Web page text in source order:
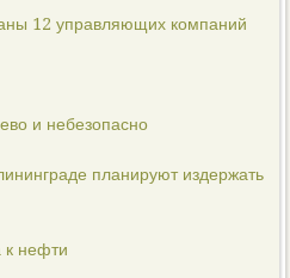
12 управляющих компаний
и небезопасно
планируют издержать
к нефти